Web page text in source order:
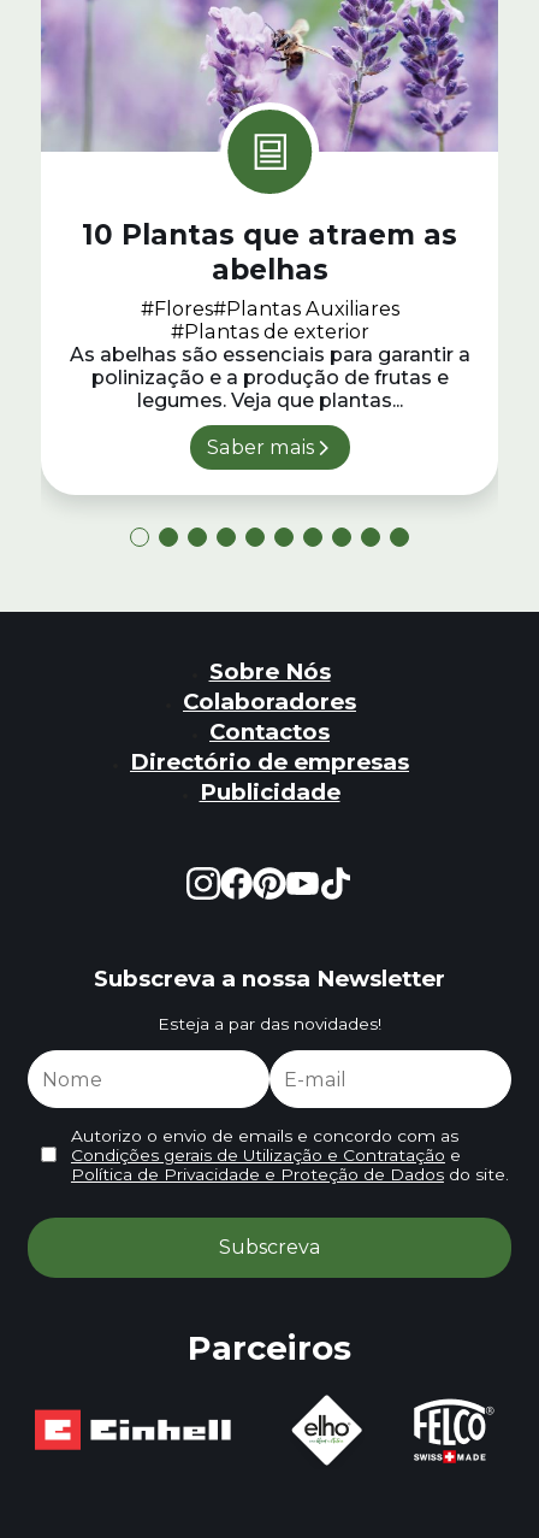
10 Plantas que atraem as
abelhas
#Flores#Plantas Auxiliares
#Plantas de exterior
As abelhas são essenciais para garantir a
polinização e a produção de frutas e
legumes. Veja que plantas...
Saber mais
Sobre Nós
Colaboradores
Contactos
Directório de empresas
Publicidade
Subscreva a nossa Newsletter
Esteja a par das novidades!
Autorizo o envio de emails e concordo com as
Condições gerais de Utilização e Contratação e
Política de Privacidade e Proteção de Dadosdo site.
Parceiros